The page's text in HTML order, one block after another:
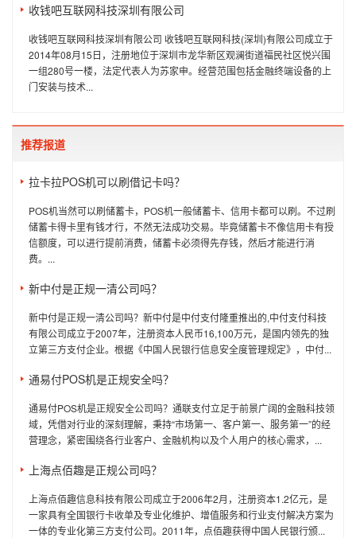
收钱吧互联网科技深圳有限公司
收钱吧互联网科技深圳有限公司 收钱吧互联网科技(深圳)有限公司成立于
2014年08月15日，注册地位于深圳市龙华新区观澜街道福民社区悦兴围
一组280号一楼，法定代表人为苏家申。经营范围包括金融终端设备的上
门安装与技术...
推荐报道
拉卡拉POS机可以刷借记卡吗？
POS机当然可以刷储蓄卡，POS机一般储蓄卡、信用卡都可以刷。不过刷
储蓄卡得卡里有钱才行，不然无法成功交易。毕竟储蓄卡不像信用卡有授
信额度，可以进行提前消费，储蓄卡必须得先存钱，然后才能进行消
费。...
新中付是正规一清公司吗？
新中付是正规一清公司吗？新中付是中付支付隆重推出的,中付支付科技
有限公司成立于2007年，注册资本人民币16,100万元，是国内领先的独
立第三方支付企业。根据《中国人民银行信息安全度管理规定》，中付...
通易付POS机是正规安全吗？
通易付POS机是正规安全公司吗？通联支付立足于前景广阔的金融科技领
域，凭借对行业的深刻理解，秉持“市场第一、客户第一、服务第一”的经
营理念，紧密围绕各行业客户、金融机构以及个人用户的核心需求，...
上海点佰趣是正规公司吗？
上海点佰趣信息科技有限公司成立于2006年2月，注册资本1.2亿元，是
一家具有全国银行卡收单及专业化维护、增值服务和行业支付解决方案为
一体的专业化第三方支付公司。2011年，点佰趣获得中国人民银行颁...